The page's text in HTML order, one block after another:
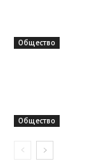
Общество
Общество